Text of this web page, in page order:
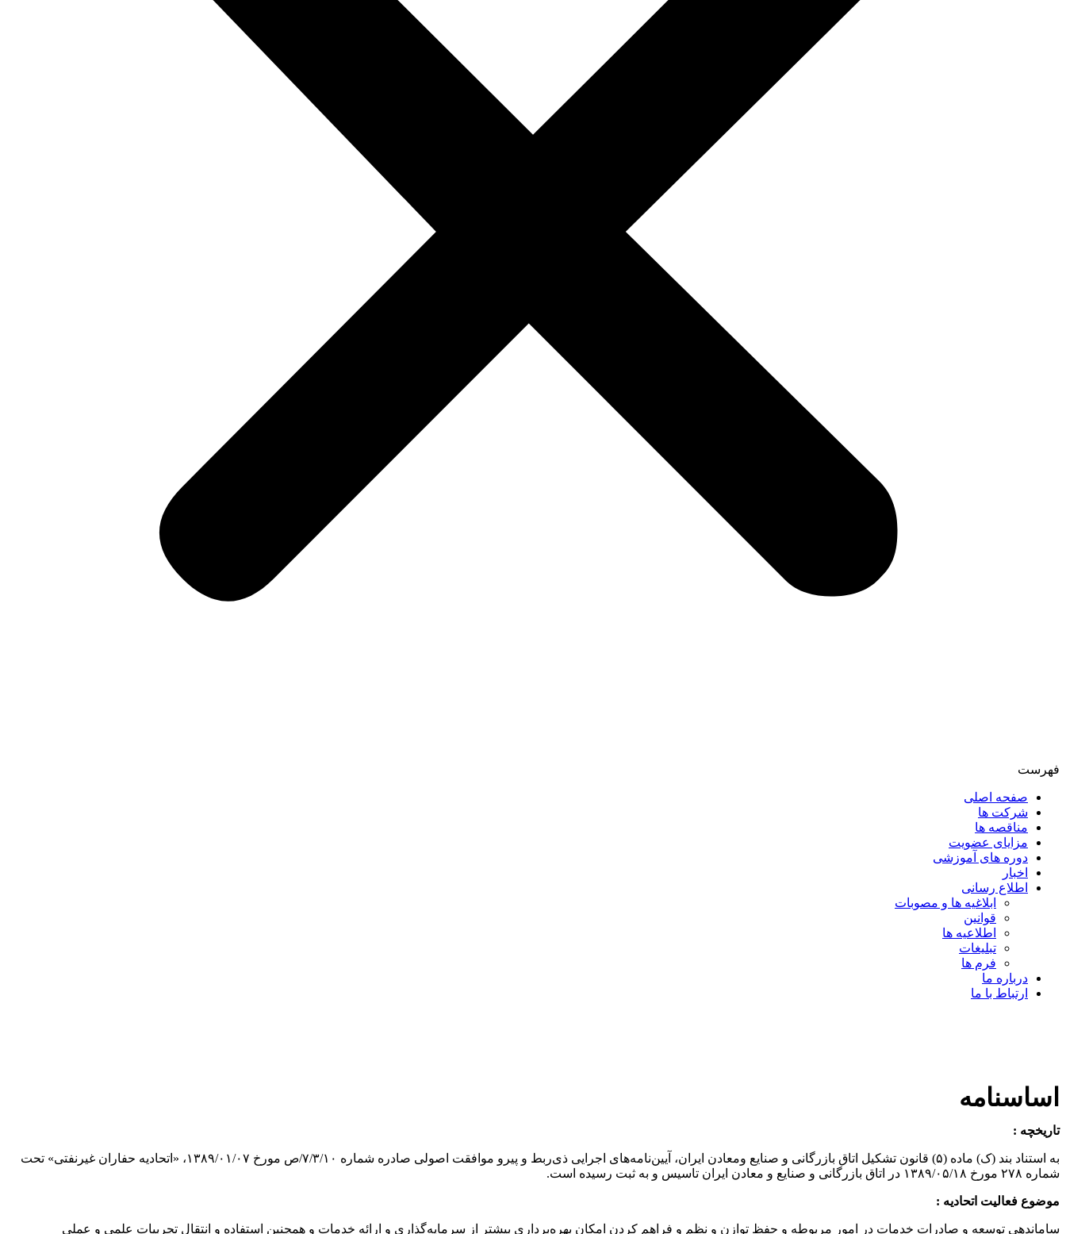
فهرست
صفحه اصلی
شرکت ها
مناقصه ها
مزایای عضویت
دوره های آموزشی
اخبار
اطلاع رسانی
ابلاغیه ها و مصوبات
قوانین
اطلاعیه ها
تبلیغات
فرم ها
درباره ما
ارتباط با ما
اساسنامه
تاریخچه :
به استناد بند (ک) ماده (۵) قانون تشکیل اتاق بازرگانی و صنایع ومعادن ایران، آیین‌نامه‌های اجرایی ذی‌ربط و پیرو موافقت اصولی صادره شماره ۷/۳/۱۰/ص مورخ ۱۳۸۹/۰۱/۰۷، «اتحادیه حفاران غیرنفتی» تحت
شماره ۲۷۸ مورخ ۱۳۸۹/۰۵/۱۸ در اتاق بازرگانی و صنایع و معادن ایران تاسیس و به ثبت رسیده است.
موضوع فعالیت اتحادیه :
ساماندهی توسعه و صادرات خدمات در امور مربوطه و حفظ توازن و نظم و فراهم کردن امکان بهره‌برداری بیشتر از سرمایه‌گذاری و ارائه خدمات و همچنین استفاده و انتقال تجربیات علمی و عملی